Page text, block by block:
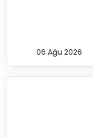
06 Ağu 2026